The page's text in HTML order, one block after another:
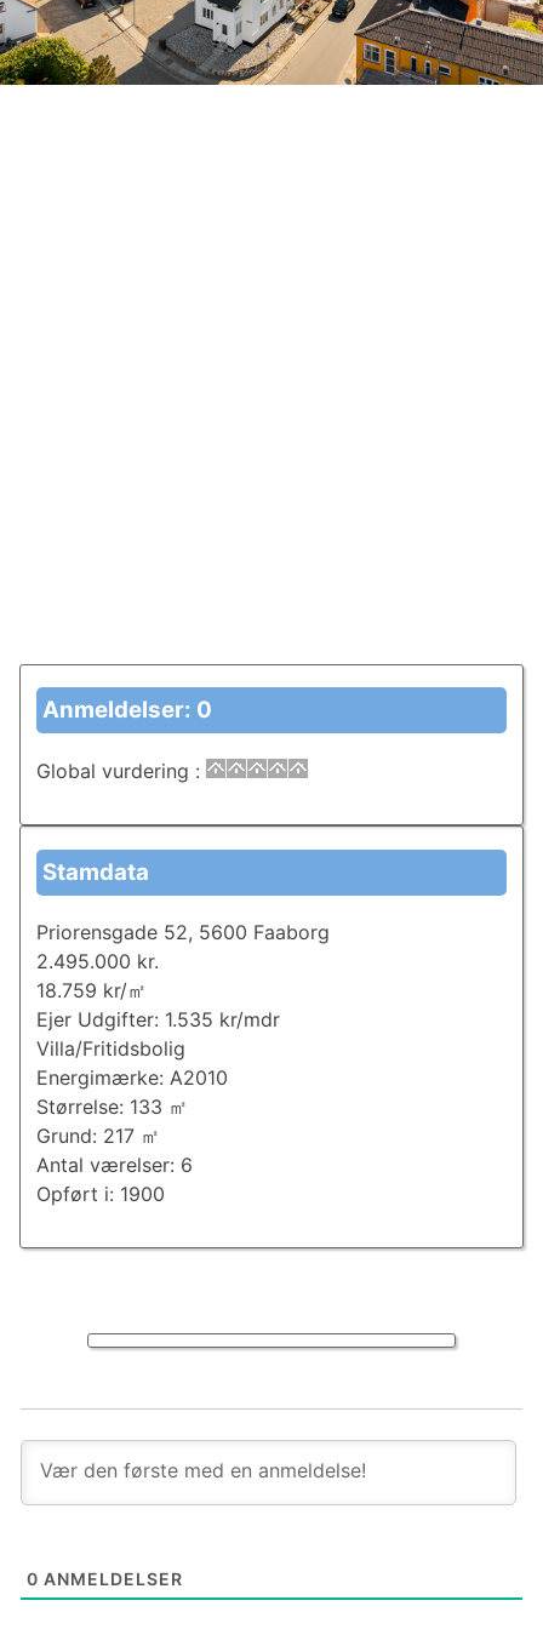
0 ANMELDELSER
Anmeldelser: 0
Global vurdering :
Stamdata
Priorensgade 52, 5600 Faaborg
2.495.000 kr.
18.759 kr/㎡
Ejer Udgifter: 1.535 kr/mdr
Villa/Fritidsbolig
Energimærke: A2010
Størrelse: 133 ㎡
Grund: 217 ㎡
Antal værelser: 6
Opført i: 1900